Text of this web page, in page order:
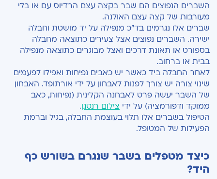
השברים הנפוצים הם שבר בקצה עצם הרדיוס עם או בלי
מעורבות של קצה עצם האולנה.
שברים אלו נגרמים בד"כ מנפילה על יד מושטת וחבלה
ישירה. השברים נפוצים אצל צעירים כתוצאה מחבלה
בספורט או תאונת דרכים ואצל מבוגרים כתוצאה מנפילה
בבית או ברחוב.
לאחר החבלה ביד כאשר יש כאבים נפיחות ואפילו לפעמים
שינוי צורה יש צורך לפנות לאבחון על ידי אורתופד. האבחון
של השבר יעשה פרט לאבחנה הקלינית (נפיחות, כאב
ממוקד ודפורמציה) על ידי צילום רנטגן.
הטיפול בשברים אלו תלוי בעוצמת החבלה, בגיל וברמת
הפעילות של המטופל.
כיצד מטפלים בשבר שנגרם בשורש כף
היד?